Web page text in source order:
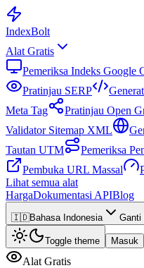
IndexBolt
Alat Gratis
Pemeriksa Indeks Google
Pratinjau SERP
Meta Tag
Pratinjau Open
Validator Sitemap XML
Tautan UTM
Pemeriksa
Pembuka URL Massal
Lihat semua alat
HargaDokumentasi APIBlog
🇮🇩Bahasa Indonesia Ganti
Toggle theme Masuk
Alat Gratis